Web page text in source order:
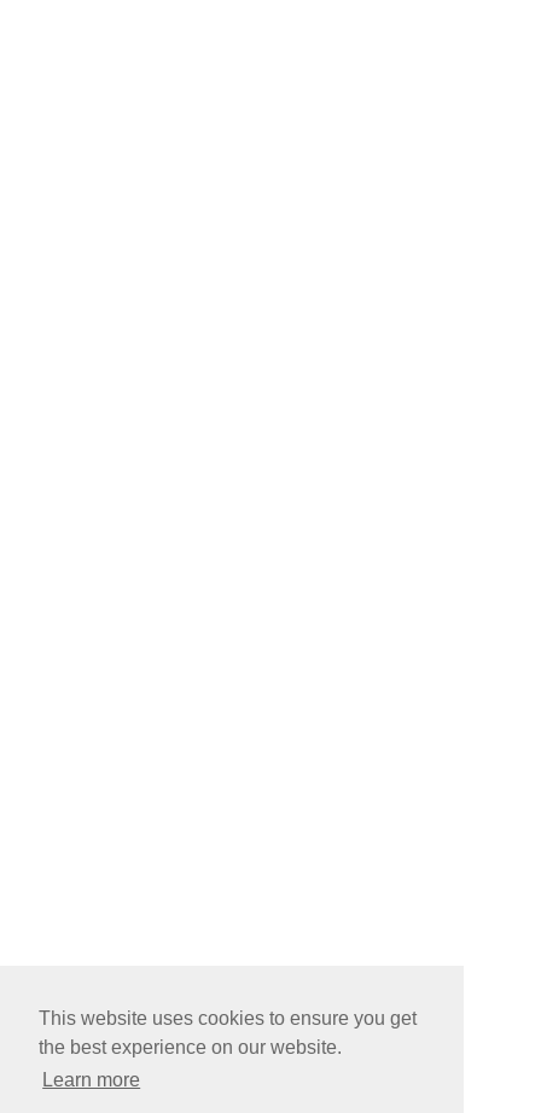
This website uses cookies to ensure you get
the best experience on our website.
Learn more